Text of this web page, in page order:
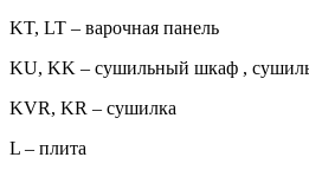
KT, LT – варочная панель
KU, KK – сушильный шкаф ,
KVR, KR – сушилка
L – плита